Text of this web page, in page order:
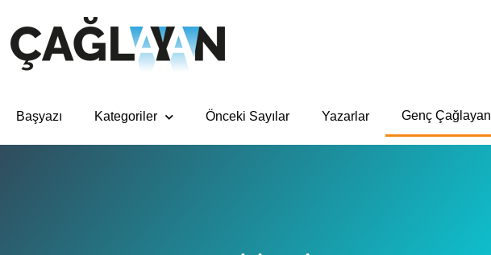
Başyazı Kategoriler Önceki Sayılar Yazarlar Genç Çağlayan